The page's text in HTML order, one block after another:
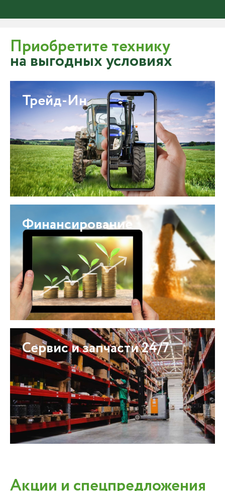
Приобретите технику
на выгодных условиях
Трейд-Ин
Финансирование
Сервис и запчасти 24/7
Акции и спецпредложения